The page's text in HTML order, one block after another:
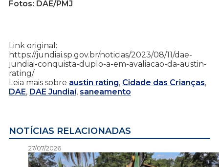
Fotos: DAE/PMJ
Link original:
https://jundiai.sp.gov.br/noticias/2023/08/11/dae-
jundiai-conquista-duplo-a-em-avaliacao-da-austin-
rating/
Leia mais sobre austin rating, Cidade das Crianças,
DAE, DAE Jundiaí, saneamento
NOTÍCIAS RELACIONADAS
27/07/2026